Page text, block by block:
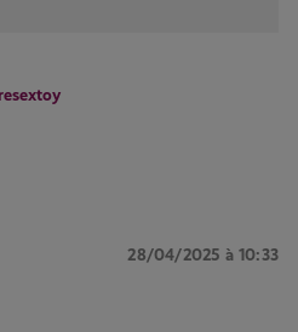
sextoy
28/04/2025 à 10:33